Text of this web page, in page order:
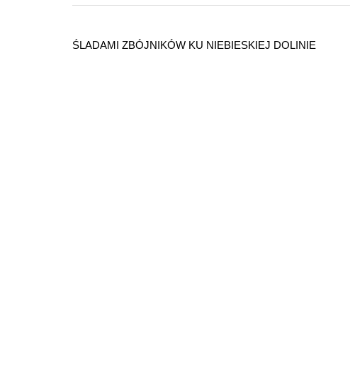
wpisu
ŚLADAMI ZBÓJNIKÓW KU NIEBIESKIEJ DOLINIE